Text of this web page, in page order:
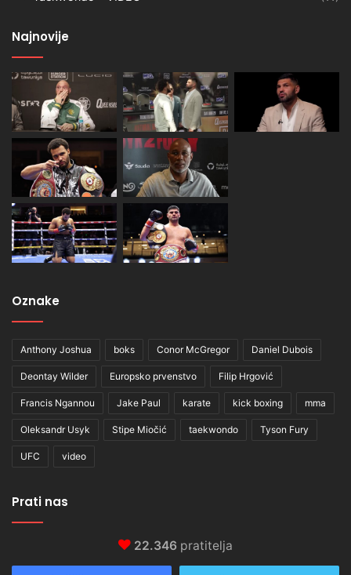
Najnovije
Oznake
Anthony Joshua boks Conor McGregor Daniel Dubois
Deontay Wilder Europsko prvenstvo Filip Hrgović
Francis Ngannou Jake Paul karate kick boxing mma
Oleksandr Usyk Stipe Miočić taekwondo Tyson Fury
UFC video
Prati nas
22.346 pratitelja